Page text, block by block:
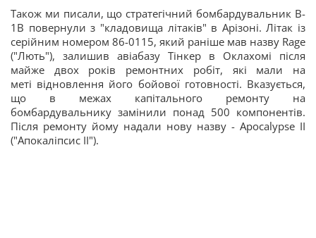
Також ми писали, що стратегічний бомбардувальник B-
1B повернули з "кладовища літаків" в Арізоні. Літак із
серійним номером 86-0115, який раніше мав назву Rage
("Лють"), залишив авіабазу Тінкер в Оклахомі після
майже двох років ремонтних робіт, які мали на
меті відновлення його бойової готовності. Вказується,
що в межах капітального ремонту на
бомбардувальнику замінили понад 500 компонентів.
Після ремонту йому надали нову назву - Apocalypse II
("Апокаліпсис II").